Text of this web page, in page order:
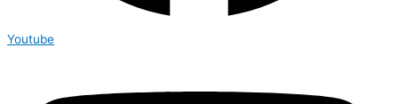
Youtube